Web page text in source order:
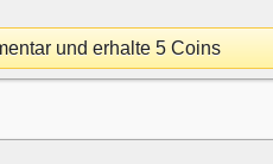
und erhalte 5 Coins